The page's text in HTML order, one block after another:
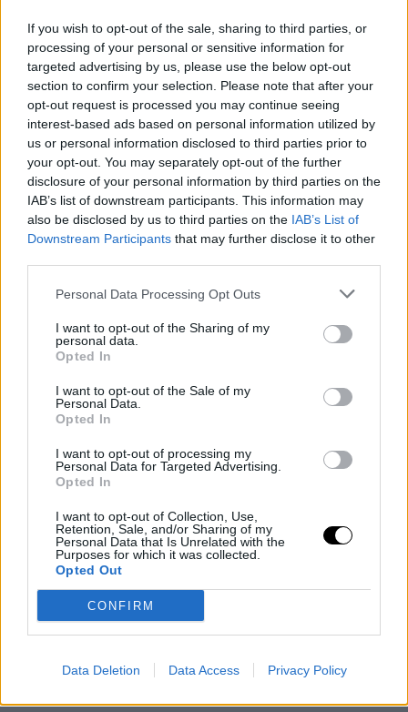
If you wish to opt-out of the sale, sharing to third parties, or
processing of your personal or sensitive information for
targeted advertising by us, please use the below opt-out
section to confirm your selection. Please note that after your
opt-out request is processed you may continue seeing
interest-based ads based on personal information utilized by
us or personal information disclosed to third parties prior to
your opt-out. You may separately opt-out of the further
disclosure of your personal information by third parties on the
IAB’s list of downstream participants. This information may
also be disclosed by us to third parties on the IAB’s List of
Downstream Participants that may further disclose it to other
Personal Data Processing Opt Outs
I want to opt-out of the Sharing of my
personal data.
Opted In
I want to opt-out of the Sale of my
Personal Data.
Opted In
I want to opt-out of processing my
Personal Data for Targeted Advertising.
Opted In
I want to opt-out of Collection, Use,
Retention, Sale, and/or Sharing of my
Personal Data that Is Unrelated with the
Purposes for which it was collected.
Opted Out
CONFIRM
Data Deletion Data Access Privacy Policy
12.000 ευρώ. Απευθύνεται σε όσους αγαπούν το ξεχωριστό. Αν
θες να κάνεις μια σωστή επένδυση στην ντουλάπα, σίγουρα
κάτι θα βρεις εδώ. «Η μόδα απαιτεί από την πλευρά μας
συνέπεια και να κάνουμε σωστές επιλογές». Σκέφτομαι ότι,
από το να αγοράσω πέντε μπλουζάκια σε κατάστημα αλυσίδας,
το οποίο θα δω φορεμένο και σε πολλές ακόμα, θα μαζέψω
300€ ευρώ, για να αποκτήσω την ολόχρυση Burberry
καπαρντίνα των ονείρων μου.